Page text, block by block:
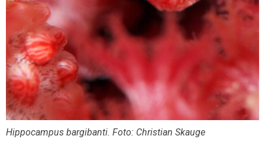
Hippocampus bargibanti. Foto: Christian Skauge